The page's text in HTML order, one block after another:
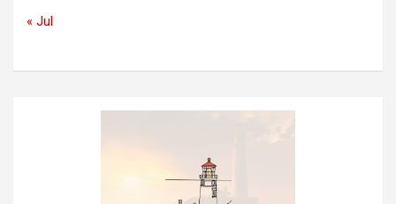
« Jul